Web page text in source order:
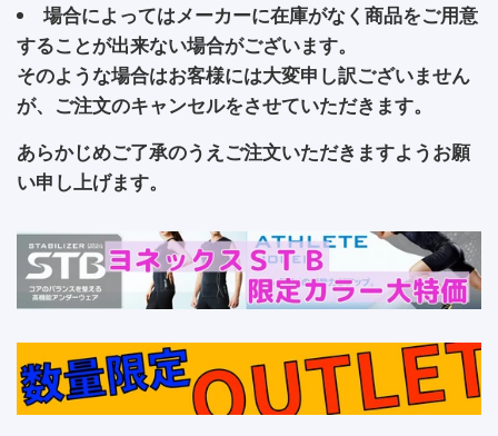
場合によってはメーカーに在庫がなく商品をご用意
することが出来ない場合がございます。
そのような場合はお客様には大変申し訳ございません
が、ご注文のキャンセルをさせていただきます。
あらかじめご了承のうえご注文いただきますようお願
い申し上げます。